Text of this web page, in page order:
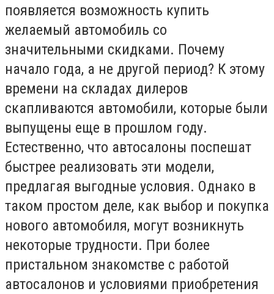
появляется возможность купить
желаемый автомобиль со
значительными скидками. Почему
начало года, а не другой период? К этому
времени на складах дилеров
скапливаются автомобили, которые были
выпущены еще в прошлом году.
Естественно, что автосалоны поспешат
быстрее реализовать эти модели,
предлагая выгодные условия. Однако в
таком простом деле, как выбор и покупка
нового автомобиля, могут возникнуть
некоторые трудности. При более
пристальном знакомстве с работой
автосалонов и условиями приобретения